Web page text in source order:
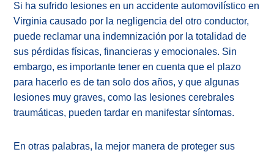
Si ha sufrido lesiones en un accidente automovilístico en
Virginia causado por la negligencia del otro conductor,
puede reclamar una indemnización por la totalidad de
sus pérdidas físicas, financieras y emocionales. Sin
embargo, es importante tener en cuenta que el plazo
para hacerlo es de tan solo dos años, y que algunas
lesiones muy graves, como las lesiones cerebrales
traumáticas, pueden tardar en manifestar síntomas.
En otras palabras, la mejor manera de proteger sus